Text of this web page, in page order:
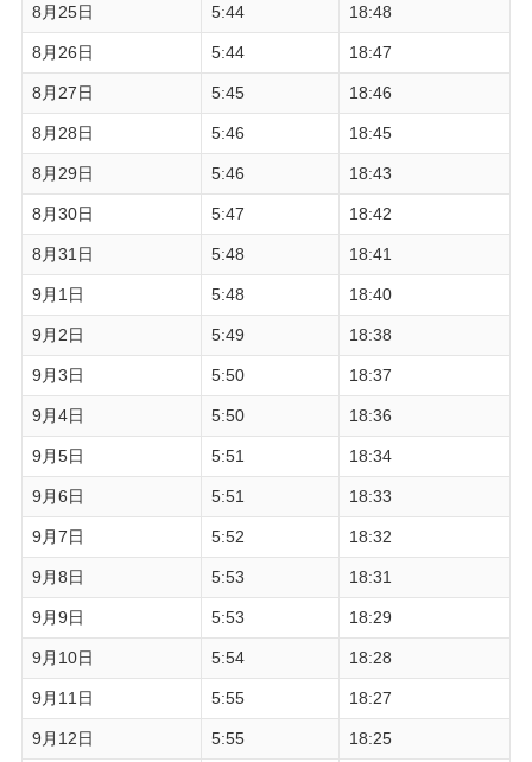
8月25日 5:44 18:48
8月26日 5:44 18:47
8月27日 5:45 18:46
8月28日 5:46 18:45
8月29日 5:46 18:43
8月30日 5:47 18:42
8月31日 5:48 18:41
9月1日 5:48 18:40
9月2日 5:49 18:38
9月3日 5:50 18:37
9月4日 5:50 18:36
9月5日 5:51 18:34
9月6日 5:51 18:33
9月7日 5:52 18:32
9月8日 5:53 18:31
9月9日 5:53 18:29
9月10日 5:54 18:28
9月11日 5:55 18:27
9月12日 5:55 18:25